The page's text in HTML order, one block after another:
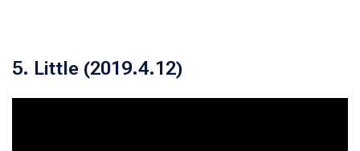
5. Little (2019.4.12)